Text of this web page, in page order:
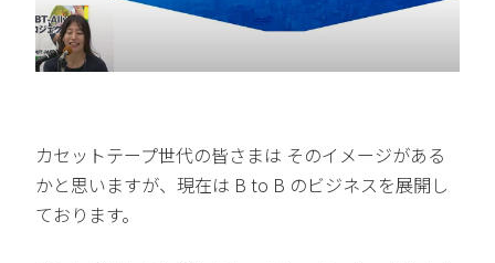
カセットテープ世代の皆さまは そのイメージがある
かと思いますが、現在は B to B のビジネスを展開し
ております。